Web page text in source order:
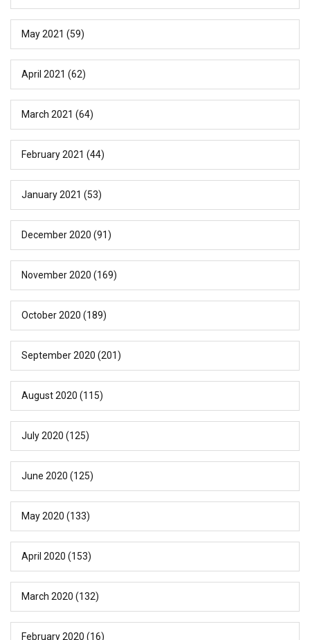
May 2021 (59)
April 2021 (62)
March 2021 (64)
February 2021 (44)
January 2021 (53)
December 2020 (91)
November 2020 (169)
October 2020 (189)
September 2020 (201)
August 2020 (115)
July 2020 (125)
June 2020 (125)
May 2020 (133)
April 2020 (153)
March 2020 (132)
February 2020 (16)